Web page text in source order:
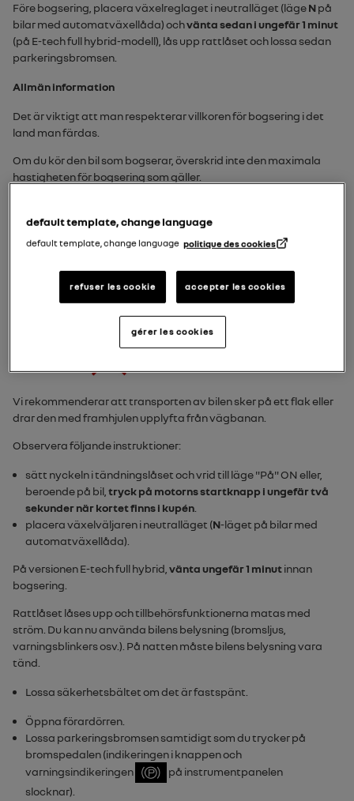
Före bogsering, placera växelreglaget i neutralläget (lägeNpå
bilar med automatväxellåda) ochvänta sedan i ungefär 1 minut
(på E-tech full hybrid-modell), lås upp rattlåset och lossa sedan
parkeringsbromsen.
Allmän information
Det är viktigt att man respekterar villkoren för bogsering i det
land man färdas.
Om du kör den bil som bogserar, överskrid inte den maximala
hastigheten för bogsering som gäller.
Vi rekommenderar att transporten av bilen sker på ett flak eller
drar den med framhjulen upplyfta från vägbanan.
Observera följande instruktioner:
sätt nyckeln i tändningslåset och vrid till läge "På"ONeller,
beroende på bil, tryck på motorns startknapp i ungefär två
sekunder när kortet finns i kupén
placera växelväljaren i neutralläget (N-läget på bilar med
automatväxellåda).
På versionenE-tech full hybrid vänta ungefär 1 minutinnan
bogsering.
Rattlåset låses upp och tillbehörsfunktionerna matas med
ström. Du kan nu använda bilens belysning (bromsljus,
varningsblinkers osv.). På natten måste bilens belysning vara
tänd.
Lossa säkerhetsbältet om det är fastspänt.
Öppna förardörren.
Lossa parkeringsbromsen samtidigt som du trycker på
bromspedalen (indikeringen i knappen och
varningsindikeringen
på instrumentpanelen
slocknar).
default template, change language
default template, change language politique des cookies
refuser les cookie accepter les cookies
gérer les cookies